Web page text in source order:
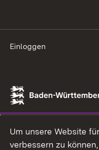
Einloggen
Um unsere Website
verbessern zu